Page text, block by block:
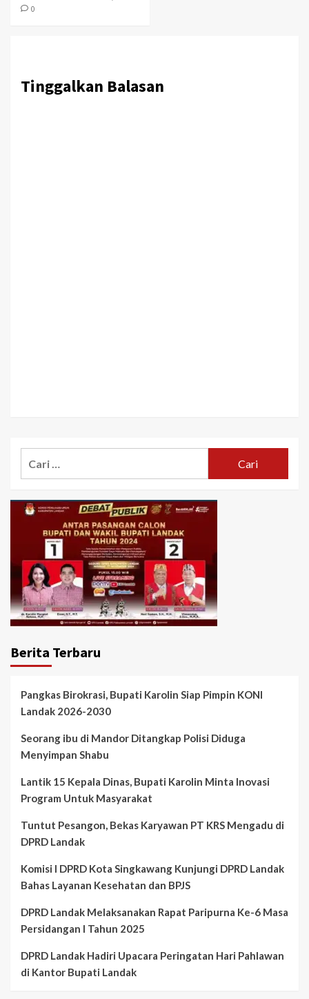
0
Tinggalkan Balasan
Berita Terbaru
Pangkas Birokrasi, Bupati Karolin Siap Pimpin KONI
Landak 2026-2030
Seorang ibu di Mandor Ditangkap Polisi Diduga
Menyimpan Shabu
Lantik 15 Kepala Dinas, Bupati Karolin Minta Inovasi
Program Untuk Masyarakat
Tuntut Pesangon, Bekas Karyawan PT KRS Mengadu di
DPRD Landak
Komisi I DPRD Kota Singkawang Kunjungi DPRD Landak
Bahas Layanan Kesehatan dan BPJS
DPRD Landak Melaksanakan Rapat Paripurna Ke-6 Masa
Persidangan I Tahun 2025
DPRD Landak Hadiri Upacara Peringatan Hari Pahlawan
di Kantor Bupati Landak